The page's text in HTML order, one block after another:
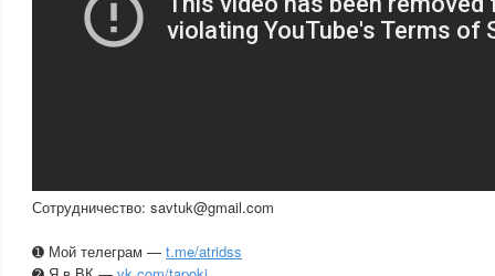
Сотрудничество: savtuk@gmail.com
➊ Мой телеграм — t.me/atridss